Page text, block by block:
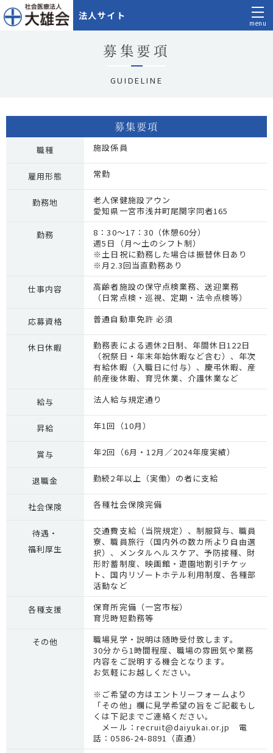
法人サイト
menu
募集要項
GUIDELINE
募集要項
職種 施設係員
雇用形態 常勤
勤務地
老人保健施設アウン
愛知県一宮市浅井町尾関字同者165
勤務
8：30～17：30（休憩60分）
週5日（月～土のシフト制）
※土日祝に勤務した場合は振替休日あり
※月2.3回当直勤務あり
仕事内容
高齢者施設の保守点検業務、送迎業務
（日常点検・巡視、定期・法令点検等）
応募資格 普通自動車免許 必須
休日休暇
勤務表による週休2日制、年間休日122日
（祝祭日・年末年始休暇など含む）、年次
有給休暇（入職日に付与）、慶弔休暇、産
前産後休暇、育児休業、介護休業など
給与 法人給与規定通り
昇給 年1回（10月）
賞与 年2回（6月・12月／2024年度実績）
退職金 勤続2年以上（実働）の者に支給
社会保険 各種社会保険完備
待遇・
福利厚生
交通費支給（当院規定）、制服貸与、職員
寮、職員旅行（国内外の数カ所より自由選
択）、メンタルヘルスケア、予防接種、財
形貯蓄制度、映画館・遊園地割引チケッ
ト、国内リゾートホテル利用制度、各種部
活動など
各種支援
保育所完備（一宮市桜）
育児時短勤務等
その他
職場見学・説明は随時受付致します。
30分から1時間程度、職場の雰囲気や業務
内容をご説明する機会となります。
お気軽にお越しください。
※ご希望の方はエントリーフォームより
「その他」欄に見学希望の旨をご記載もし
くは下記までご連絡ください。
メール：recruit@daiyukai.or.jp 電
話：0586-24-8891（直通）